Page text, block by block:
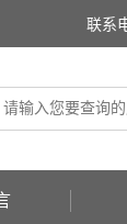
联系